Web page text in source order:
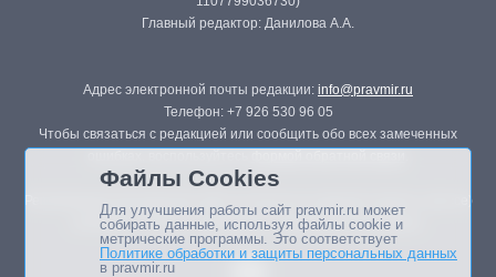
Главный редактор: Данилова А.А.
Адрес электронной почты редакции: info@pravmir.ru
Телефон: +7 926 530 96 05
Чтобы связаться с редакцией или сообщить обо всех замеченных
Републикация материалов сайта в печатных изданиях (книгах, прессе)
возможна только с письменного разрешения редакции.
Файлы Cookies
Для улучшения работы сайт pravmir.ru может
собирать данные, используя файлы cookie и
метрические программы. Это соответствует
Политике обработки и защиты персональных данных
в pravmir.ru